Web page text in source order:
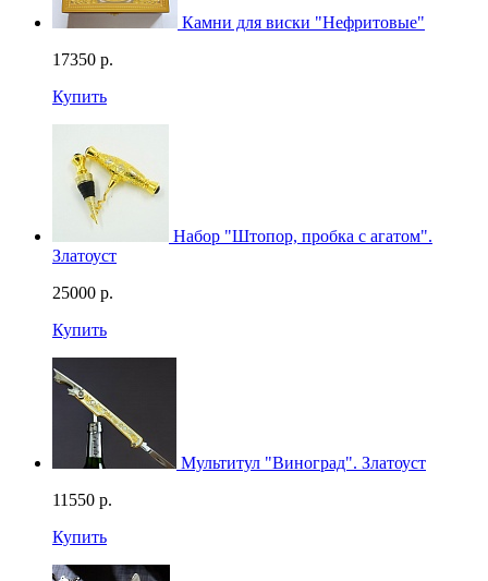
Камни для виски "Нефритовые"
17350 р.
Купить
Набор "Штопор, пробка с агатом".
Златоуст
25000 р.
Купить
Мультитул "Виноград". Златоуст
11550 р.
Купить